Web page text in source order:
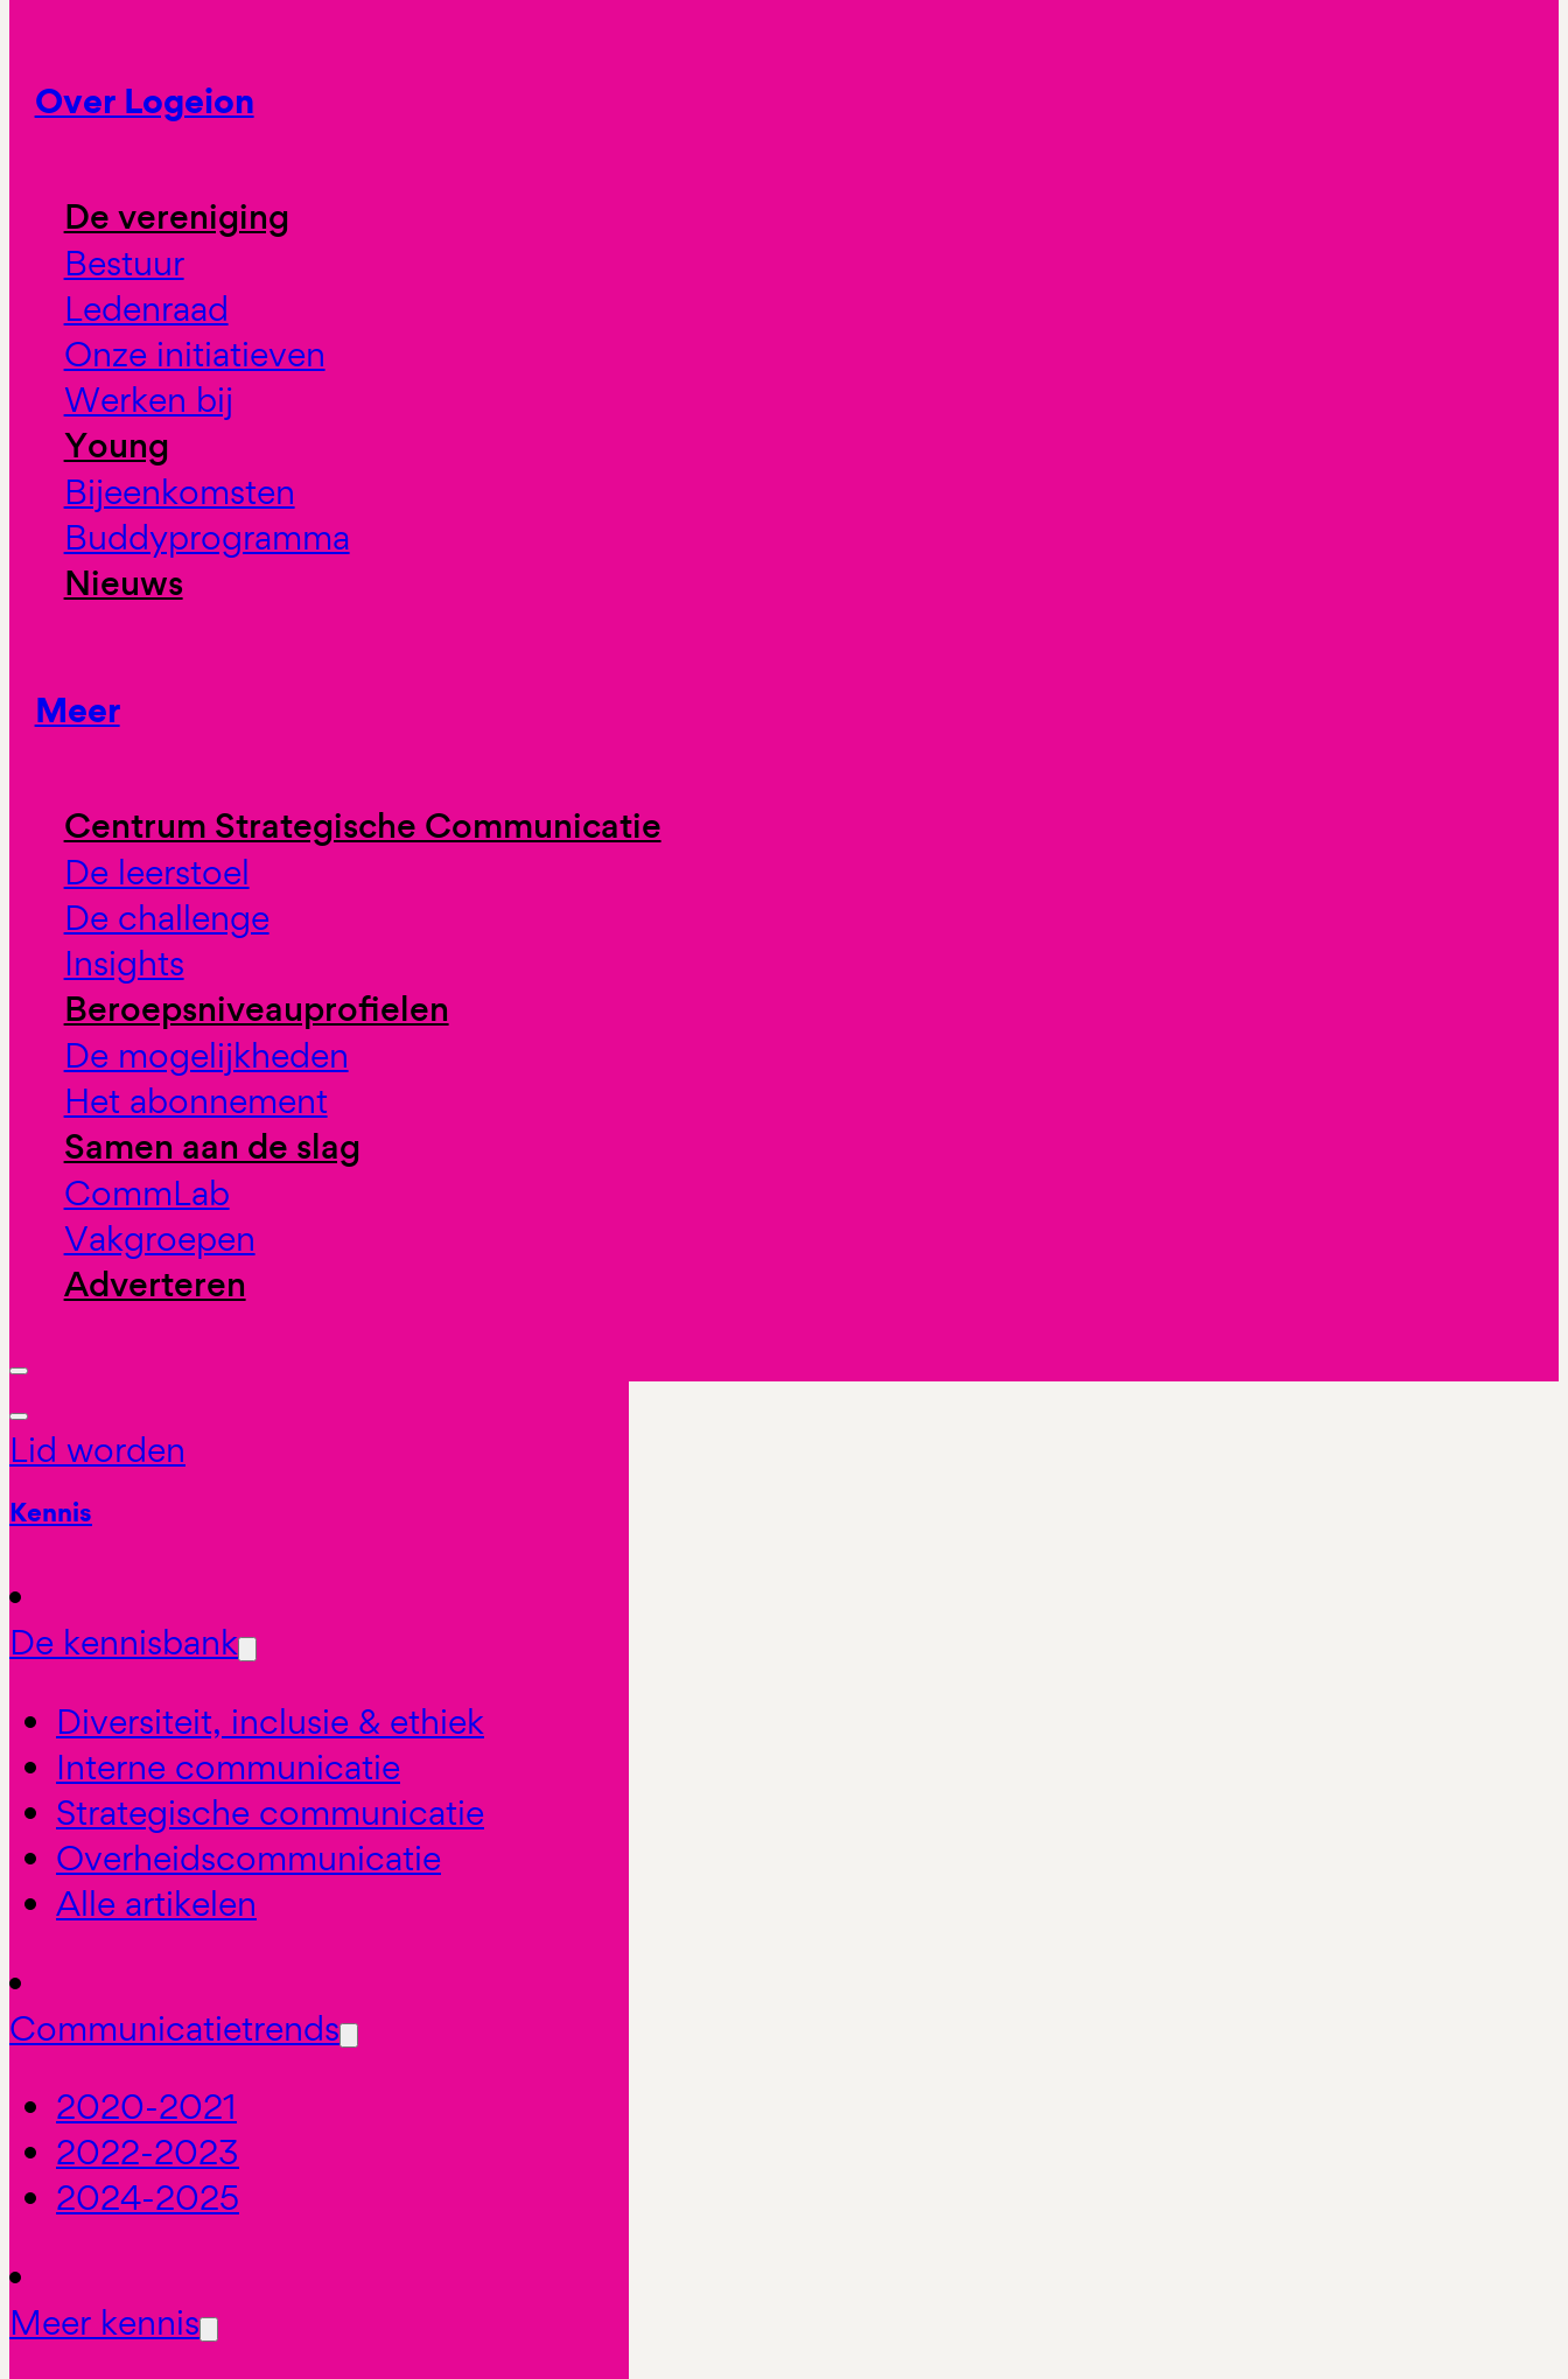
Over Logeion
De vereniging
Bestuur
Ledenraad
Onze initiatieven
Werken bij
Young
Bijeenkomsten
Buddyprogramma
Nieuws
Meer
Centrum Strategische Communicatie
De leerstoel
De challenge
Insights
Beroepsniveauprofielen
De mogelijkheden
Het abonnement
Samen aan de slag
CommLab
Vakgroepen
Adverteren
Lid worden
Kennis
De kennisbank
Diversiteit, inclusie & ethiek
Interne communicatie
Strategische communicatie
Overheidscommunicatie
Alle artikelen
Communicatietrends
2020-2021
2022-2023
2024-2025
Meer kennis